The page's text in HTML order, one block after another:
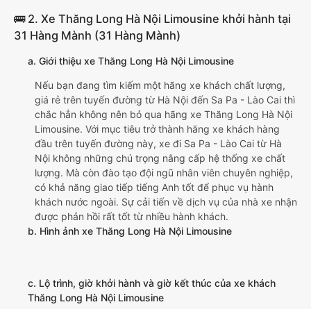
🚌 2. Xe Thăng Long Hà Nội Limousine khởi hành tại
31 Hàng Mành (31 Hàng Mành)
a. Giới thiệu xe Thăng Long Hà Nội Limousine
Nếu bạn đang tìm kiếm một hãng xe khách chất lượng,
giá rẻ trên tuyến đường từ Hà Nội đến Sa Pa - Lào Cai thì
chắc hẳn không nên bỏ qua hãng xe Thăng Long Hà Nội
Limousine. Với mục tiêu trở thành hãng xe khách hàng
đầu trên tuyến đường này, xe đi Sa Pa - Lào Cai từ Hà
Nội không những chú trọng nâng cấp hệ thống xe chất
lượng. Mà còn đào tạo đội ngũ nhân viên chuyên nghiệp,
có khả năng giao tiếp tiếng Anh tốt để phục vụ hành
khách nước ngoài. Sự cải tiến về dịch vụ của nhà xe nhận
được phản hồi rất tốt từ nhiều hành khách.
b. Hình ảnh xe Thăng Long Hà Nội Limousine
c. Lộ trình, giờ khởi hành và giờ kết thúc của xe khách
Thăng Long Hà Nội Limousine